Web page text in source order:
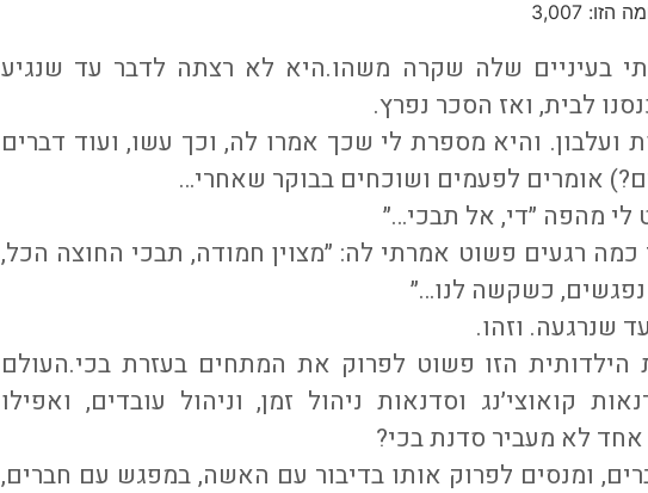
הזו: 3,007
בעיניים שלה שקרה משהו.היא לא רצתה לדבר עד שנגיע
לבית, ואז הסכר נפרץ.
ועלבון. והיא מספרת לי שכך אמרו לה, וכך עשו, ועוד דברים
אומרים לפעמים ושוכחים בבוקר שאחרי…
מהפה ״די, אל תבכי…״
רגעים פשוט אמרתי לה: ״מצוין חמודה, תבכי החוצה הכל,
כשקשה לנו…״
שנרגעה. וזהו.
הילדותית הזו פשוט לפרוק את המתחים בעזרת בכי.העולם
קואוצי׳נג וסדנאות ניהול זמן, וניהול עובדים, ואפילו
לא מעביר סדנת בכי?
ומנסים לפרוק אותו בדיבור עם האשה, במפגש עם חברים,